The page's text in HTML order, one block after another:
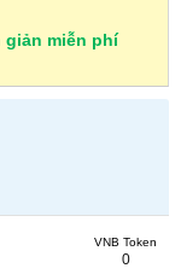
miễn phí
VNB Token
0